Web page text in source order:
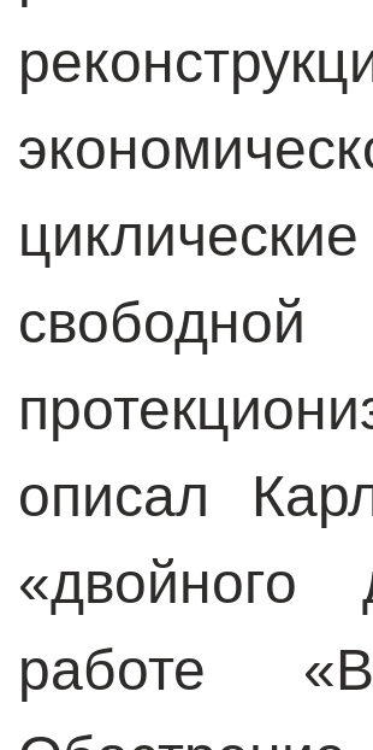
описал
«двойного
работе